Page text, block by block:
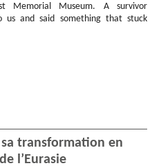
Memorial Museum. A survivor
us and said something that stuck
sa transformation en
l’Eurasie